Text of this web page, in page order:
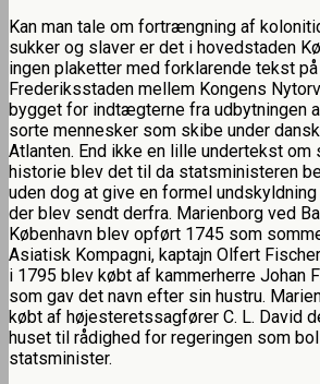
Kan man tale om fortrængning af
sukker og slaver er det i hovedstaden
ingen plaketter med forklarende tekst
Frederiksstaden mellem Kongens
bygget for indtægterne fra udbytningen
sorte mennesker som skibe under
Atlanten. End ikke en lille undertekst
historie blev det til da statsministeren
uden dog at give en formel
der blev sendt derfra. Marienborg ved
København blev opført 1745 som
Asiatisk Kompagni, kaptajn Olfert
i 1795 blev købt af kammerherre Johan
som gav det navn efter sin hustru.
købt af højesteretssagfører C. L. David
huset til rådighed for regeringen som
statsminister.